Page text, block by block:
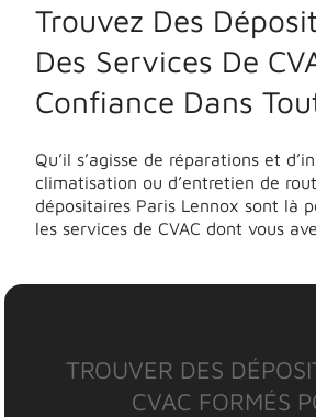
Trouvez Des
Des Services De
Confiance Dans
Qu’il s’agisse de réparations et
climatisation ou d’entretien de
dépositaires Paris Lennox sont là
les services de CVAC dont vous
TROUVER DES
CVAC FORMÉS